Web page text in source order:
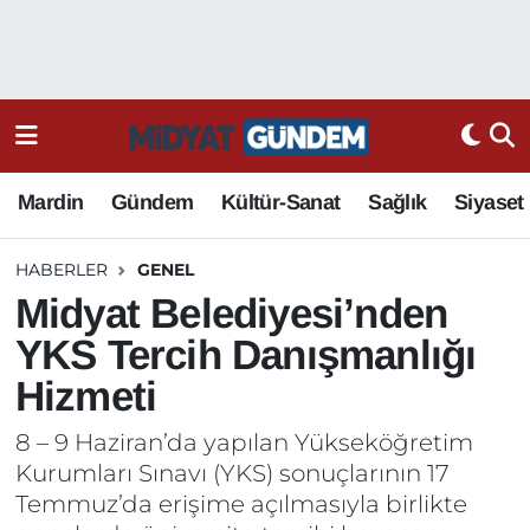
Mardin Gündem Kültür-Sanat Sağlık Siyaset
HABERLER GENEL
Midyat Belediyesi’nden
YKS Tercih Danışmanlığı
Hizmeti
8 – 9 Haziran’da yapılan Yükseköğretim
Kurumları Sınavı (YKS) sonuçlarının 17
Temmuz’da erişime açılmasıyla birlikte